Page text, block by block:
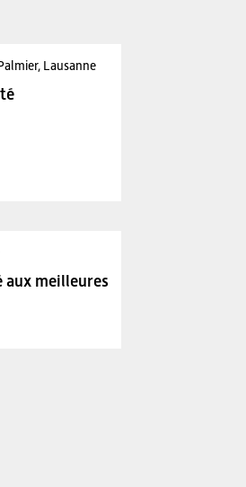
Lausanne
meilleures